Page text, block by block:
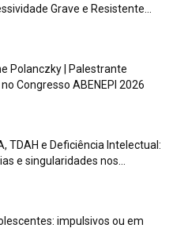
Grave e Resistente...
Polanczky | Palestrante
Congresso ABENEPI 2026
TDAH e Deficiência Intelectual:
e singularidades nos...
impulsivos ou em